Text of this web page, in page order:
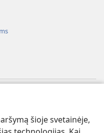
šioje svetainėje,